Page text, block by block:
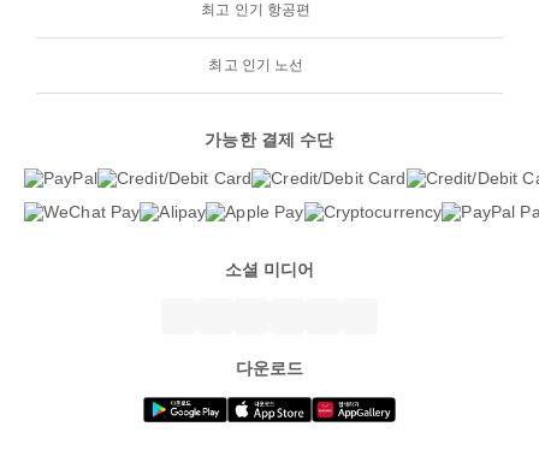
최고 인기 항공편
최고 인기 노선
가능한 결제 수단
소셜 미디어
다운로드